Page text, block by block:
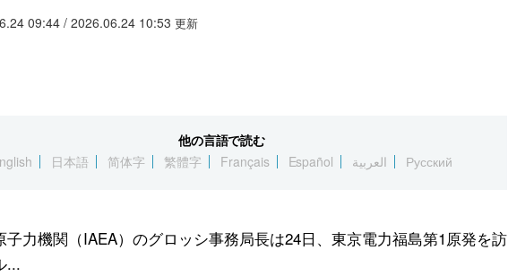
09:44 / 2026.06.24 10:53 更新
他の言語で読む
日本語 简体字 繁體字 Français Español العربية Русский
子力機関（IAEA）のグロッシ事務局長は24日、東京電力福島第1原発を訪
...